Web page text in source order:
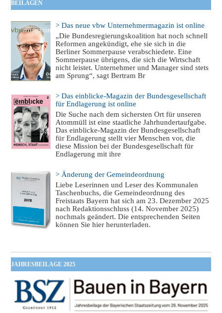
BEILAGEN
> Das neue vbw Unternehmermagazin ist online
„Die Bundesregierungskoalition hat noch schnell
Reformen angekündigt, ehe sie sich in die
Berliner Sommerpause verabschiedete. Eine
Sommerpause übrigens, die sich die Wirtschaft
nicht leistet. Unternehmer und Manager sind stets
am Sprung“, sagt Bertram Br
> Das einblicke-Magazin der Bundesgesellschaft
für Endlagerung ist online
Die Suche nach dem sichersten Ort für unseren
Atommüll ist eine staatliche Jahrhundertaufgabe.
Das einblicke-Magazin der Bundesgesellschaft
für Endlagerung stellt vier Menschen vor, die
diese Mission bei der Bundesgesellschaft für
Endlagerung mit ihre
> Änderung der Gemeindeordnung
Liebe Leserinnen und Leser des Kommunalen
Taschenbuchs, die Gemeindeordnung des
Freistaats Bayern hat sich am 23. Dezember 2025
nach Redaktionsschluss (14. November 2025)
nochmals geändert. Die entsprechenden Seiten
können Sie hier herunterladen.
JAHRESBEILAGE 2025